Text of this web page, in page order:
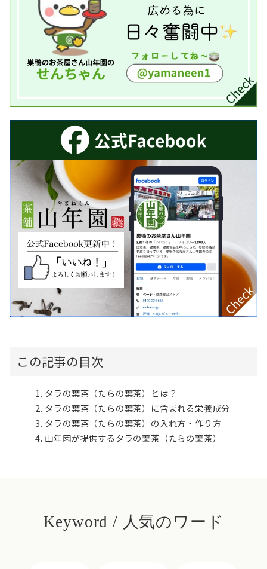
この記事の目次
タラの葉茶（たらの葉茶）とは？
タラの葉茶（たらの葉茶）に含まれる栄養成分
タラの葉茶（たらの葉茶）の入れ方・作り方
山年園が提供するタラの葉茶（たらの葉茶）
Keyword / 人気のワード